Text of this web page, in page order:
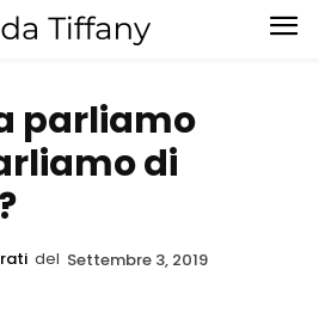
parliamo
di
del Settembre 3, 2019